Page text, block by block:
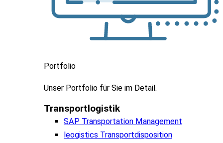
Portfolio
Unser Portfolio für Sie im Detail.
Transportlogistik
SAP Transportation Management
leogistics Transportdisposition